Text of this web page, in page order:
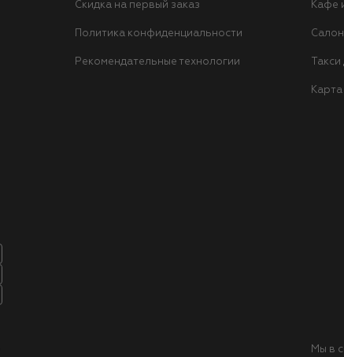
Скидка на первый заказ
Политика конфиденциальности
Рекомендательные технологии
Кафе
Салон
Мы в